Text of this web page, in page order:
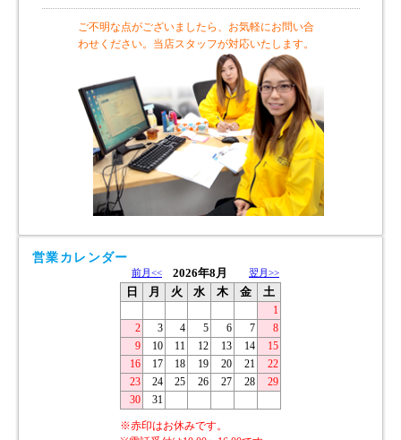
ご不明な点がございましたら、お気軽にお問い合
わせください。当店スタッフが対応いたします。
営業カレンダー